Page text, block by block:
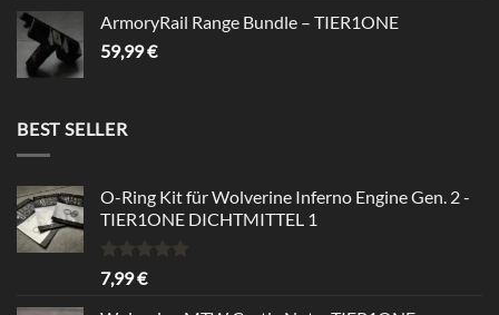
ArmoryRail Range Bundle – TIER1ONE
59,99€
BEST SELLER
O-Ring Kit für Wolverine Inferno Engine Gen. 2 -
TIER1ONE DICHTMITTEL 1
Rated
out of 5
7,99€